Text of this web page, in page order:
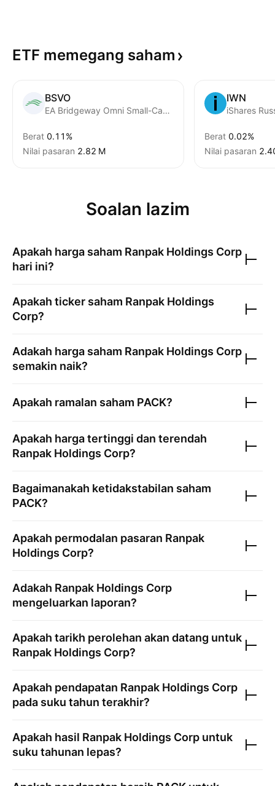
ETF memegang saham
BSVO
EA Bridgeway Omni Small-Cap Value ETF
Berat 0.11%
Nilai pasaran ‪2.82 M‬
IWN
iShares
Berat 0.02%
Nilai pasaran
Soalan lazim
Apakah harga saham Ranpak Holdings Corp
hari ini?
Apakah ticker saham Ranpak Holdings
Corp?
Adakah harga saham Ranpak Holdings Corp
semakin naik?
Apakah ramalan saham PACK?
Apakah harga tertinggi dan terendah
Ranpak Holdings Corp?
Bagaimanakah ketidakstabilan saham
PACK?
Apakah permodalan pasaran Ranpak
Holdings Corp?
Adakah Ranpak Holdings Corp
mengeluarkan laporan?
Apakah tarikh perolehan akan datang untuk
Ranpak Holdings Corp?
Apakah pendapatan Ranpak Holdings Corp
pada suku tahun terakhir?
Apakah hasil Ranpak Holdings Corp untuk
suku tahunan lepas?